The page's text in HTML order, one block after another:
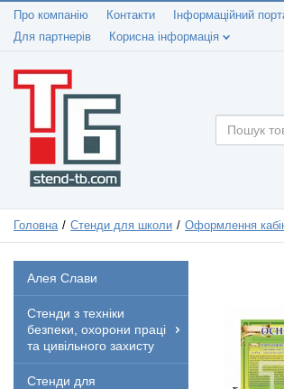
Про компанію Контакти Інформаційний
Для партнерів
Корисна інформація
Головна Стенди для школи Оформлення
Алея Слави
Стенди з техніки
безпеки, охорони праці
та цивільного захисту
Стенди для